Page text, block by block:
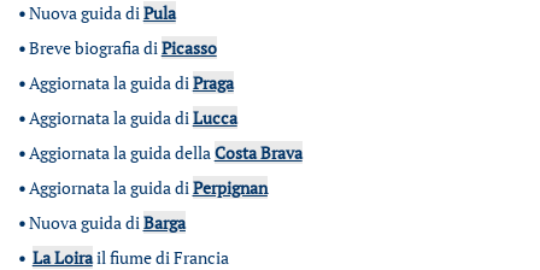
•Nuova guida diPula
•Breve biografia diPicasso
•Aggiornata la guida diPraga
•Aggiornata la guida diLucca
•Aggiornata la guida dellaCosta Brava
•Aggiornata la guida diPerpignan
•Nuova guida diBarga
• La Loirail fiume di Francia